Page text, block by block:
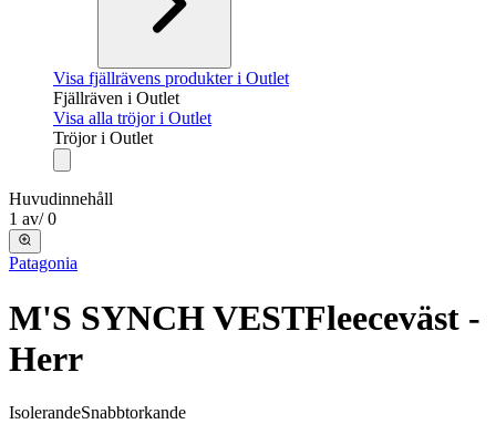
Visa fjällrävens produkter i Outlet
Fjällräven i Outlet
Visa alla tröjor i Outlet
Tröjor i Outlet
Huvudinnehåll
1 av/ 0
Patagonia
M'S SYNCH VESTFleeceväst -
Herr
IsolerandeSnabbtorkande